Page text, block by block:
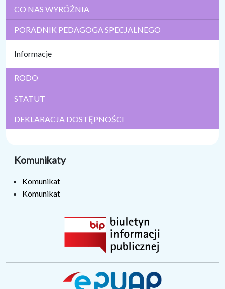
CO NAS WYRÓŻNIA
PORADNIK PEDAGOGA SPECJALNEGO
Informacje
RODO
STATUT
DEKLARACJA DOSTĘPNOŚCI
Komunikaty
Komunikat
Komunikat